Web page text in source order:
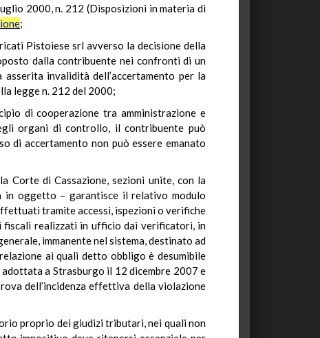
2000, n. 212 (Disposizioni in materia di
;
Pistoiese srl avverso la decisione della
dalla contribuente nei confronti di un
invalidità dell’accertamento per la
legge n. 212 del 2000;
di cooperazione tra amministrazione e
organi di controllo, il contribuente può
di accertamento non può essere emanato
Corte di Cassazione, sezioni unite, con la
in oggetto – garantisce il relativo modulo
tramite accessi, ispezioni o verifiche
realizzati in ufficio dai verificatori, in
immanente nel sistema, destinato ad
ai quali detto obbligo è desumibile
a Strasburgo il 12 dicembre 2007 e
dell’incidenza effettiva della violazione
proprio dei giudizi tributari, nei quali non